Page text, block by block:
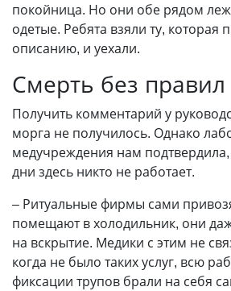
покойница. Но они обе рядом
одетые. Ребята взяли ту, которая
описанию, и уехали.
Смерть без правил
Получить комментарий у
морга не получилось. Однако
медучреждения нам
дни здесь никто не работает.
– Ритуальные фирмы сами
помещают в холодильник, они
на вскрытие. Медики с этим не
когда не было таких услуг, всю
фиксации трупов брали на себя